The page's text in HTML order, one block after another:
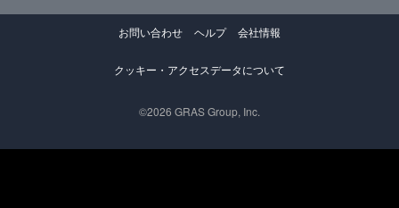
お問い合わせ ヘルプ 会社情報
クッキー・アクセスデータについて
©2026 GRAS Group, Inc.